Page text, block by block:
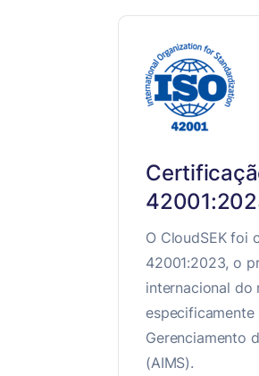
O CloudSEK foi
42001:2023, o
internacional do
especificamente
Gerenciamento
(AIMS).